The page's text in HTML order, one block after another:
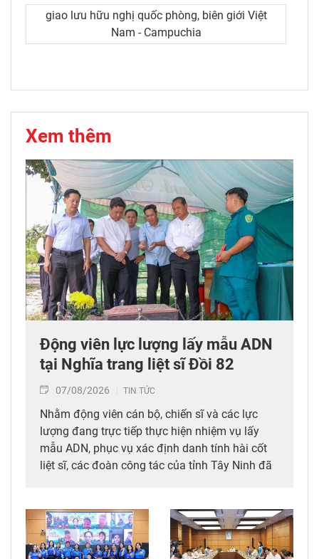
giao lưu hữu nghị quốc phòng, biên giới Việt
Nam - Campuchia
Xem thêm
Động viên lực lượng lấy mẫu ADN
tại Nghĩa trang liệt sĩ Đồi 82​
07/08/2026 TIN TỨC
Nhằm động viên cán bộ, chiến sĩ và các lực
lượng đang trực tiếp thực hiện nhiệm vụ lấy
mẫu ADN, phục vụ xác định danh tính hài cốt
liệt sĩ, các đoàn công tác của tỉnh Tây Ninh đã
Khu kinh tế tỉnh Tây Ninh đã tổ chức thăm hỏi,
động viên các lực lượng sớm hoàn thành
nhiệm vụ, góp phần xác định danh tính, trả lại